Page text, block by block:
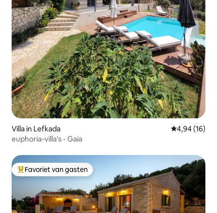
Villa in Lefkada Gemiddelde
4,94 (16)
euphoria-villa's - Gaia
Topfavoriet van gasten
Favoriet van gasten